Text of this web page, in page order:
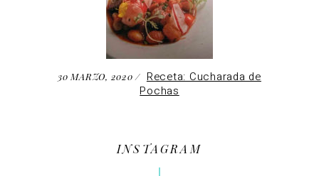
30 MARZO, 2020
Receta: Cucharada de
Pochas
INSTAGRAM